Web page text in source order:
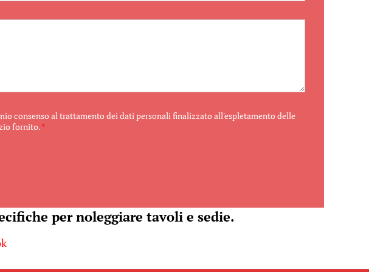
consenso al trattamento dei dati personali finalizzato all'espletamento delle
fornito.*
per noleggiare tavoli e sedie.